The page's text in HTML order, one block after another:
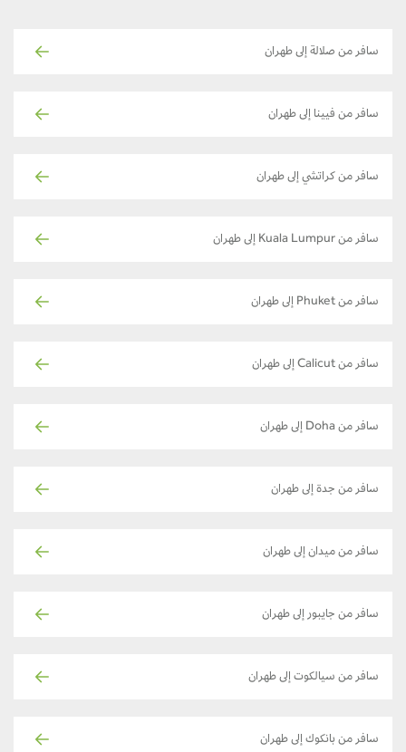
سافر من صلالة إلى طهران
سافر من فيينا إلى طهران
سافر من كراتشي إلى طهران
سافر من Kuala Lumpur إلى طهران
سافر من Phuket إلى طهران
سافر من Calicut إلى طهران
سافر من Doha إلى طهران
سافر من جدة إلى طهران
سافر من ميدان إلى طهران
سافر من جايبور إلى طهران
سافر من سيالكوت إلى طهران
سافر من بانكوك إلى طهران